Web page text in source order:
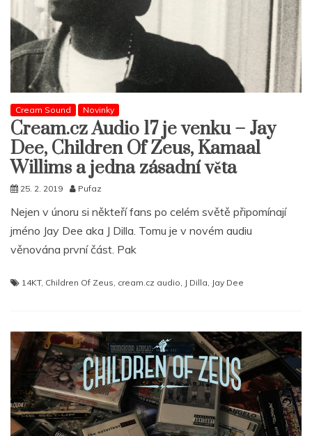
Cream Sound Novinky
Cream.cz Audio 17 je venku – Jay
Dee, Children Of Zeus, Kamaal
Willims a jedna zásadní věta
25. 2. 2019 Pufaz
Nejen v únoru si někteří fans po celém světě připomínají
jméno Jay Dee aka J Dilla. Tomu je v novém audiu
věnována první část. Pak
14KT, Children Of Zeus cream.cz audio J Dilla Jay Dee